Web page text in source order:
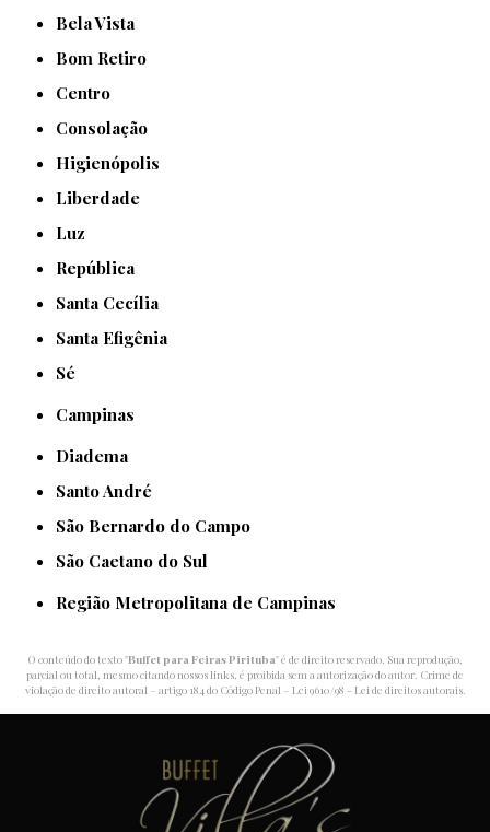
Bela Vista
Bom Retiro
Centro
Consolação
Higienópolis
Liberdade
Luz
República
Santa Cecília
Santa Efigênia
Sé
Campinas
Diadema
Santo André
São Bernardo do Campo
São Caetano do Sul
Região Metropolitana de Campinas
O conteúdo do texto "Buffet para Feiras Pirituba" é de direito reservado. Sua reprodução,
parcial ou total, mesmo citando nossos links, é proibida sem a autorização do autor. Crime de
violação de direito autoral – artigo 184 do Código Penal – Lei 9610/98 - Lei de direitos autorais.